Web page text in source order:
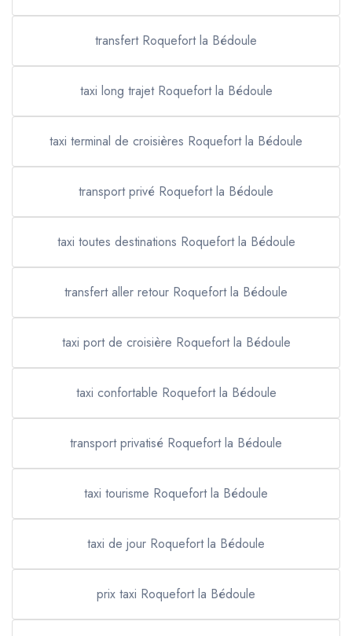
transfert Roquefort la Bédoule
taxi long trajet Roquefort la Bédoule
taxi terminal de croisières Roquefort la Bédoule
transport privé Roquefort la Bédoule
taxi toutes destinations Roquefort la Bédoule
transfert aller retour Roquefort la Bédoule
taxi port de croisière Roquefort la Bédoule
taxi confortable Roquefort la Bédoule
transport privatisé Roquefort la Bédoule
taxi tourisme Roquefort la Bédoule
taxi de jour Roquefort la Bédoule
prix taxi Roquefort la Bédoule